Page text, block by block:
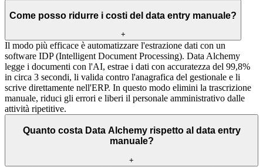
Come posso ridurre i costi del data entry manuale?
+
Il modo più efficace è automatizzare l'estrazione dati con un
software IDP (Intelligent Document Processing). Data Alchemy
legge i documenti con l'AI, estrae i dati con accuratezza del 99,8%
in circa 3 secondi, li valida contro l'anagrafica del gestionale e li
scrive direttamente nell'ERP. In questo modo elimini la trascrizione
manuale, riduci gli errori e liberi il personale amministrativo dalle
attività ripetitive.
Quanto costa Data Alchemy rispetto al data entry
manuale?
+